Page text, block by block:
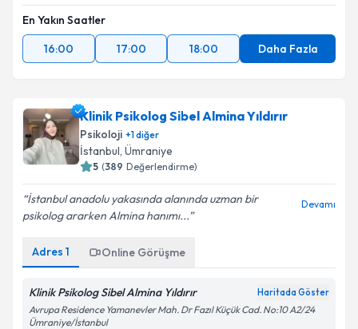
En Yakın Saatler
16:00
17:00 18:00 Daha Fazla
Klinik Psikolog Sibel Almina Yıldırır
Psikoloji +1diğer
İstanbul, Ümraniye
5 (389 Değerlendirme)
İstanbul anadolu yakasında alanında uzman bir
psikolog ararken Almina hanımı...
Devamı
Adres 1 Online Görüşme
Klinik Psikolog Sibel Almina Yıldırır Haritada Göster
Avrupa Residence Yamanevler Mah. Dr Fazıl Küçük Cad. No:10 A2/24
Ümraniye/İstanbul